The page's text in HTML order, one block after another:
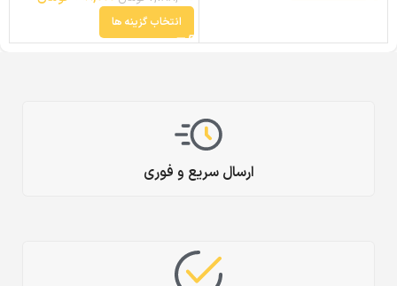
انتخاب گزینه ها
ارسال سریع و فوری